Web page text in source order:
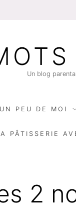
Un blog
UN PEU DE MOI
PÂTISSERIE
2